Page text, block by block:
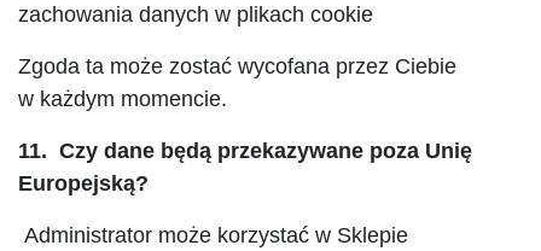
zachowania danych w plikach cookie
Zgoda ta może zostać wycofana przez Ciebie
w każdym momencie.
11. Czy dane będą przekazywane poza Unię
Europejską?
Administrator może korzystać w Sklepie